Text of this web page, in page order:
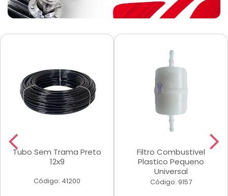
Tubo Sem Trama Preto
12x9
Código: 41200
Filtro Combustivel
Plastico Pequeno
Universal
Código: 9157